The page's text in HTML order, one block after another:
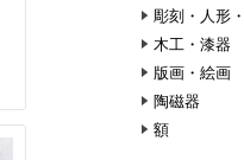
彫刻・人形
木工・漆器
版画・絵画
陶磁器
額